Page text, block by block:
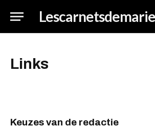
Links
Keuzes van de redactie